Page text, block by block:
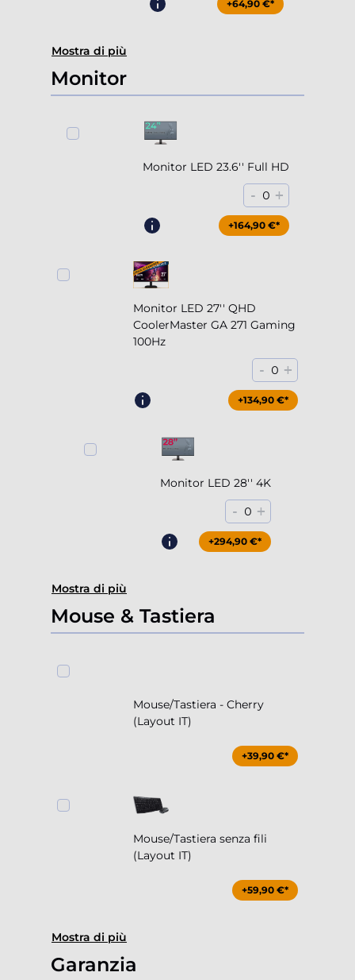
+64,90 €*
Mostra di più
Monitor
Monitor LED 23.6'' Full HD
- 0 +
+164,90 €*
Monitor LED 27'' QHD
CoolerMaster GA 271 Gaming
100Hz
- 0 +
+204,90 €*
+134,90 €*
Monitor LED 28'' 4K
- 0 +
+294,90 €*
Mostra di più
Mouse & Tastiera
Mouse/Tastiera - Cherry
(Layout IT)
+39,90 €*
Mouse/Tastiera senza fili
(Layout IT)
+59,90 €*
Mostra di più
Garanzia